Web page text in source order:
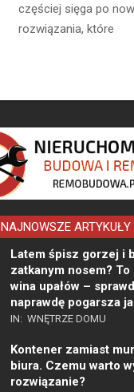
częściej sięga po
rozwiązania, które
NAJNOWSZE ARTYKUŁY
Latem śpisz gorzej i
zatkanym nosem?
wina upałów –
naprawdę pogarsza
IN: WNĘTRZE DOMU
Kontener zamiast
biura. Czemu warto
rozwiązanie?